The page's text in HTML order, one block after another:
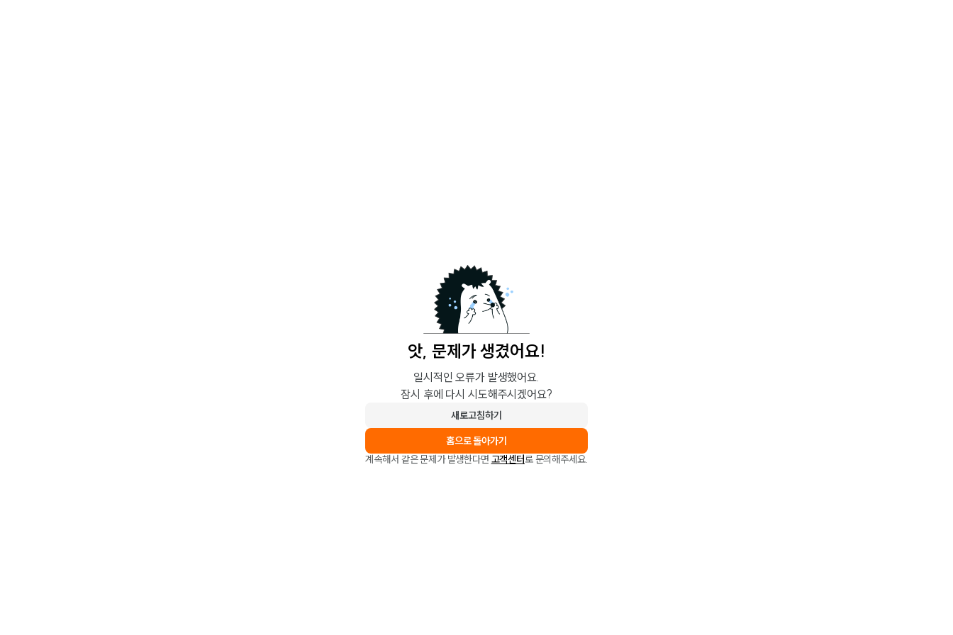
앗, 문제가 생겼어요!
일시적인 오류가 발생했어요.
잠시 후에 다시 시도해주시겠어요?
새로고침하기
홈으로 돌아가기
계속해서 같은 문제가 발생한다면 고객센터로 문의해주세요.